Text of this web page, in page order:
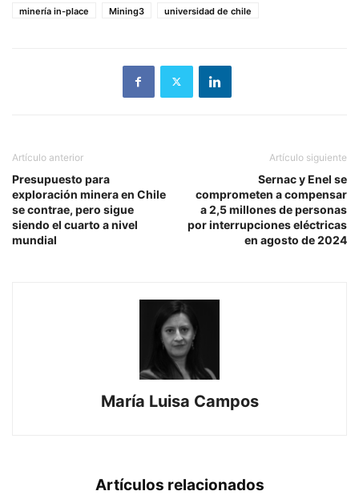
minería in-place
Mining3 universidad de chile
Artículo anterior
Presupuesto para
exploración minera en Chile
se contrae, pero sigue
siendo el cuarto a nivel
mundial
Artículo siguiente
Sernac y Enel se
comprometen a compensar
a 2,5 millones de personas
por interrupciones eléctricas
en agosto de 2024
María Luisa Campos
Artículos relacionados